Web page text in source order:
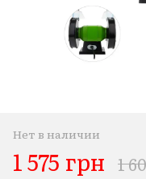
Нет в наличии
1 575 грн 1